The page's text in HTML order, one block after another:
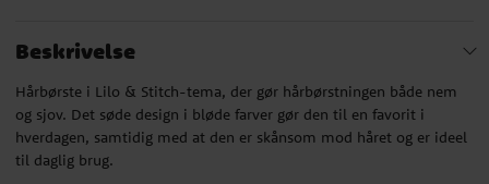
Beskrivelse
Hårbørste i Lilo & Stitch-tema, der gør hårbørstningen både nem
og sjov. Det søde design i bløde farver gør den til en favorit i
hverdagen, samtidig med at den er skånsom mod håret og er ideel
til daglig brug.